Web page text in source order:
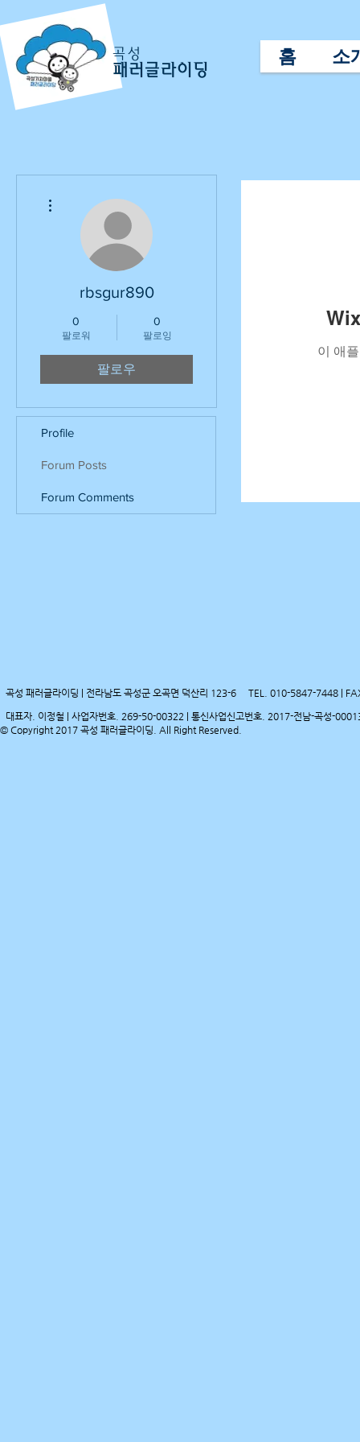
곡성
패러글라이딩
홈 소
이 애
rbsgur890
0
팔로워
0
팔로잉
팔로우
Profile
Forum Posts
Forum Comments
곡성 패러글라이딩 | 전라남도 곡성군 오곡면 덕산리 123-6 TEL. 010-5847-7448 |
대표자. 이정철 | 사업자번호. 269-50-00322 | 통신사업신고번호. 2017-전남-곡성-
© Copyright 2017 곡성 패러글라이딩. All Right Reserved.